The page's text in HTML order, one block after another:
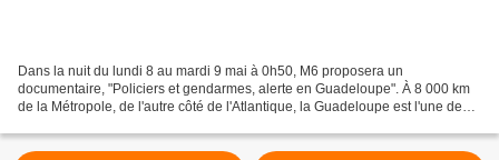
Dans la nuit du lundi 8 au mardi 9 mai à 0h50, M6 proposera un
documentaire, "Policiers et gendarmes, alerte en Guadeloupe". À 8 000 km
de la Métropole, de l'autre côté de l'Atlantique, la Guadeloupe est l'une des